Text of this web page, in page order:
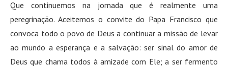
Que continuemos na jornada que é realmente uma
peregrinação. Aceitemos o convite do Papa Francisco que
convoca todo o povo de Deus a continuar a missão de levar
ao mundo a esperança e a salvação: ser sinal do amor de
Deus que chama todos à amizade com Ele; a ser fermento